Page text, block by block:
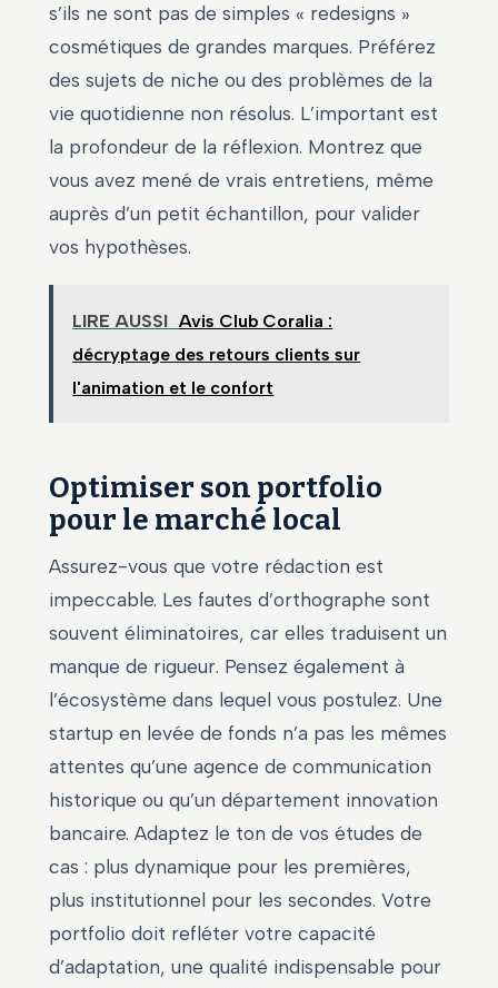
s’ils ne sont pas de simples « redesigns »
cosmétiques de grandes marques. Préférez
des sujets de niche ou des problèmes de la
vie quotidienne non résolus. L’important est
la profondeur de la réflexion. Montrez que
vous avez mené de vrais entretiens, même
auprès d’un petit échantillon, pour valider
vos hypothèses.
LIRE AUSSI Avis Club Coralia :
décryptage des retours clients sur
l'animation et le confort
Optimiser son portfolio
pour le marché local
Assurez-vous que votre rédaction est
impeccable. Les fautes d’orthographe sont
souvent éliminatoires, car elles traduisent un
manque de rigueur. Pensez également à
l’écosystème dans lequel vous postulez. Une
startup en levée de fonds n’a pas les mêmes
attentes qu’une agence de communication
historique ou qu’un département innovation
bancaire. Adaptez le ton de vos études de
cas : plus dynamique pour les premières,
plus institutionnel pour les secondes. Votre
portfolio doit refléter votre capacité
d’adaptation, une qualité indispensable pour